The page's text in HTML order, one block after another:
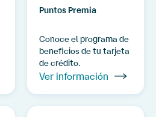
Puntos Premia
Conoce el programa de
beneficios de tu tarjeta
de crédito.
Ver información